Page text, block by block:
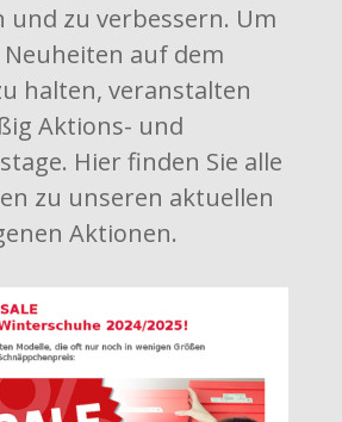
und zu verbessern. Um
Neuheiten auf dem
halten, veranstalten
Aktions- und
Hier finden Sie alle
zu unseren aktuellen
Ak­tionen.